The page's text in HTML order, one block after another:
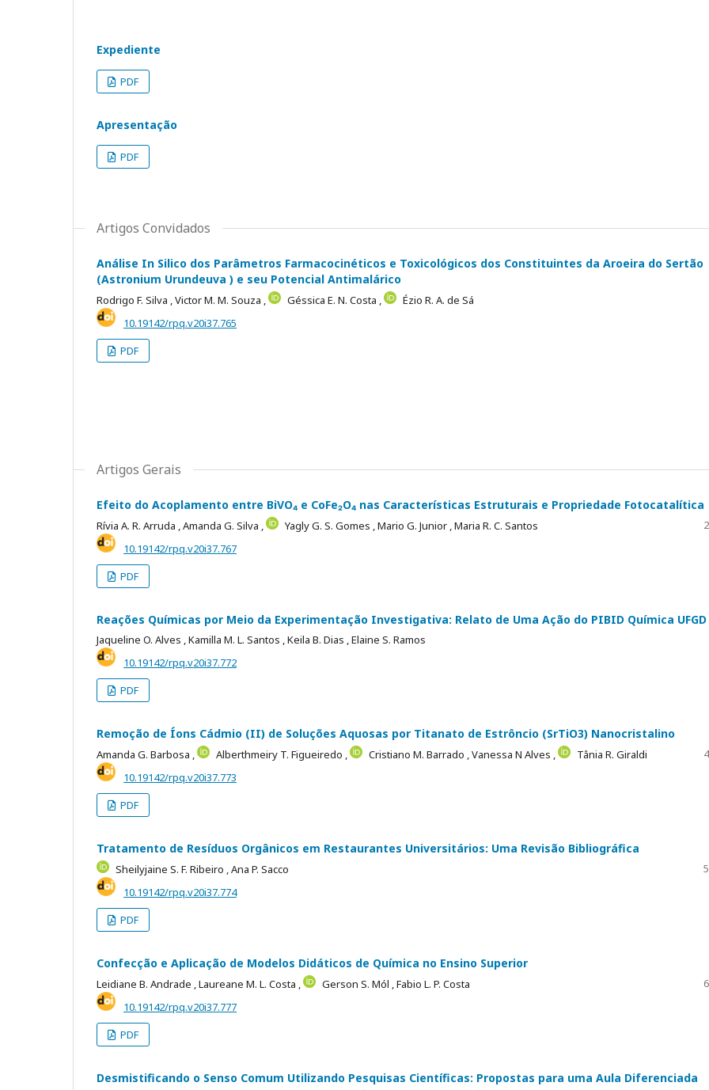
Expediente
PDF
Apresentação
PDF
Artigos Convidados
Análise In Silico dos Parâmetros Farmacocinéticos e Toxicológicos dos Constituintes da Aroeira do Sertão
(Astronium Urundeuva ) e seu Potencial Antimalárico
Rodrigo F. Silva ,Victor M. M. Souza , Géssica E. N. Costa ,
Ézio R. A. de Sá
10.19142/rpq.v20i37.765
PDF
Artigos Gerais
Efeito do Acoplamento entre BiVO₄ e CoFe₂O₄ nas Características Estruturais e Propriedade Fotocatalítica
Rívia A. R. Arruda ,Amanda G. Silva , Yagly G. S. Gomes ,Mario G. Junior ,Maria R. C. Santos
10.19142/rpq.v20i37.767
PDF
Reações Químicas por Meio da Experimentação Investigativa: Relato de Uma Ação do PIBID Química UFGD
Jaqueline O. Alves ,Kamilla M. L. Santos ,Keila B. Dias ,Elaine S. Ramos
10.19142/rpq.v20i37.772
PDF
Remoção de Íons Cádmio (II) de Soluções Aquosas por Titanato de Estrôncio (SrTiO3) Nanocristalino
Amanda G. Barbosa , Alberthmeiry T. Figueiredo , Cristiano M. Barrado ,Vanessa N Alves , Tânia R. Giraldi
10.19142/rpq.v20i37.773
PDF
Tratamento de Resíduos Orgânicos em Restaurantes Universitários: Uma Revisão Bibliográfica
Sheilyjaine S. F. Ribeiro ,Ana P. Sacco
10.19142/rpq.v20i37.774
PDF
Confecção e Aplicação de Modelos Didáticos de Química no Ensino Superior
Leidiane B. Andrade ,Laureane M. L. Costa , Gerson S. Mól ,Fabio L. P. Costa
10.19142/rpq.v20i37.777
PDF
Desmistificando o Senso Comum Utilizando Pesquisas Científicas: Propostas para uma Aula Diferenciada